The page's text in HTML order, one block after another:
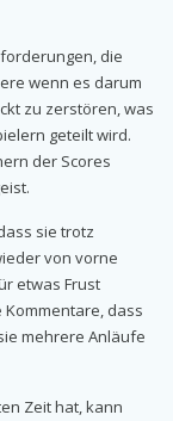
die
wenn es darum
zu zerstören, was
geteilt wird.
der Scores
sie trotz
von vorne
etwas Frust
dass
mehrere Anläufe
Zeit hat, kann